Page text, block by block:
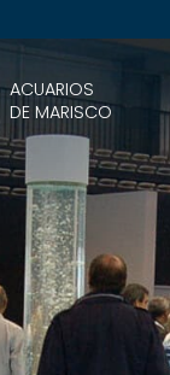
ACUARIOS
DE MARISCO